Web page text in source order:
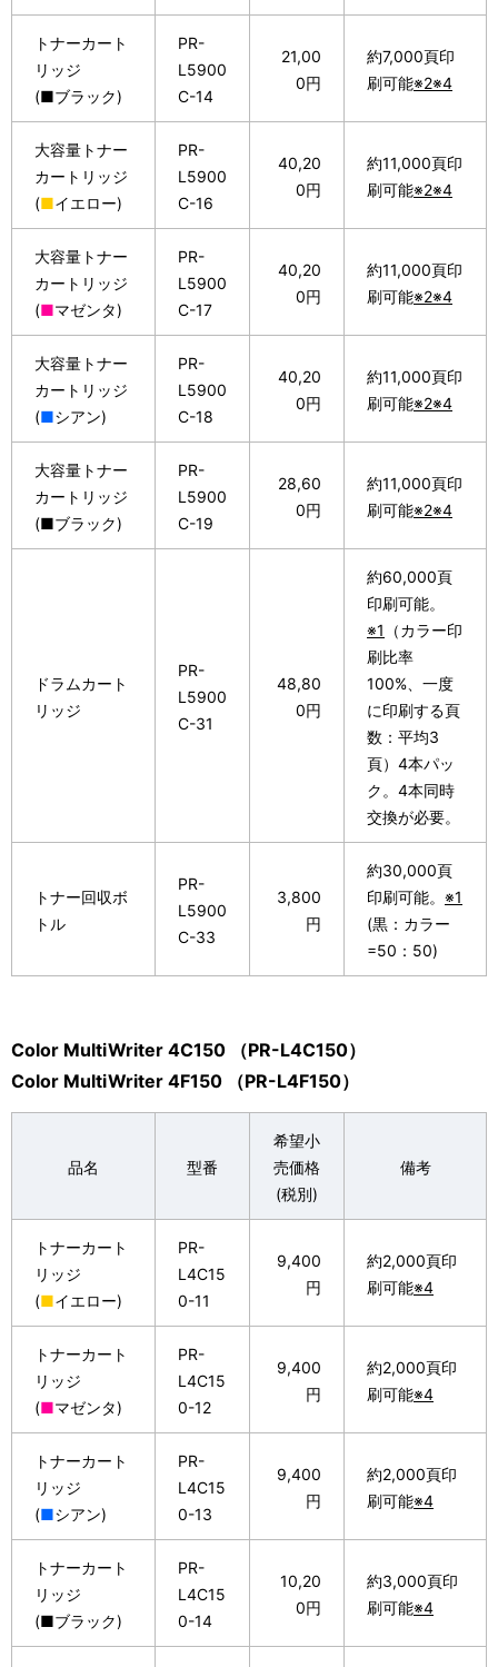
トナーカート
リッジ
(■ブラック)
PR-
L5900
C-14
21,00
0円
約7,000頁印
刷可能※2※4
大容量トナー
カートリッジ
(■イエロー)
PR-
L5900
C-16
40,20
0円
約11,000頁印
刷可能※2※4
大容量トナー
カートリッジ
(■マゼンタ)
PR-
L5900
C-17
40,20
0円
約11,000頁印
刷可能※2※4
大容量トナー
カートリッジ
(■シアン)
PR-
L5900
C-18
40,20
0円
約11,000頁印
刷可能※2※4
大容量トナー
カートリッジ
(■ブラック)
PR-
L5900
C-19
28,60
0円
約11,000頁印
刷可能※2※4
ドラムカート
リッジ
PR-
L5900
C-31
48,80
0円
約60,000頁
印刷可能。
※1
（カラー印
刷比率
100%、一度
に印刷する頁
数：平均3
頁）4本パッ
ク。4本同時
交換が必要。
トナー回収ボ
トル
PR-
L5900
C-33
3,800
円
約30,000頁
印刷可能。 ※1
(黒：カラー
=50：50)
Color MultiWriter 4C150 （PR-L4C150）
Color MultiWriter 4F150 （PR-L4F150）
品名 型番
希望小
売価格
(税別)
備考
トナーカート
リッジ
(■イエロー)
PR-
L4C15
0-11
9,400
円
約2,000頁印
刷可能※4
トナーカート
リッジ
(■マゼンタ)
PR-
L4C15
0-12
9,400
円
約2,000頁印
刷可能※4
トナーカート
リッジ
(■シアン)
PR-
L4C15
0-13
9,400
円
約2,000頁印
刷可能※4
トナーカート
リッジ
(■ブラック)
PR-
L4C15
0-14
10,20
0円
約3,000頁印
刷可能※4